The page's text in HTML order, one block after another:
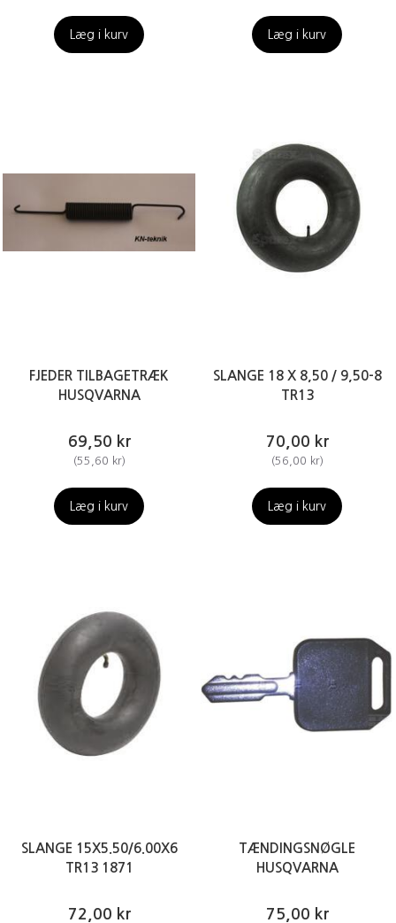
Læg i kurv Læg i kurv
FJEDER TILBAGETRÆK
HUSQVARNA
69,50 kr
(55,60 kr)
Læg i kurv
SLANGE 18 X 8,50 / 9,50-8
TR13
70,00 kr
(56,00 kr)
Læg i kurv
SLANGE 15X5.50/6.00X6
TR13 1871
72,00 kr
TÆNDINGSNØGLE
HUSQVARNA
75,00 kr